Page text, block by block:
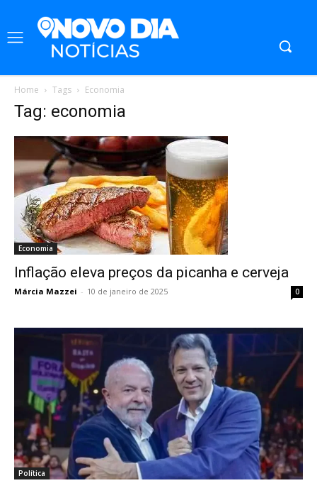
Home Tags Economia
Tag: economia
Economia
Inflação eleva preços da picanha e cerveja
Márcia Mazzei - 10 de janeiro de 2025 0
Política